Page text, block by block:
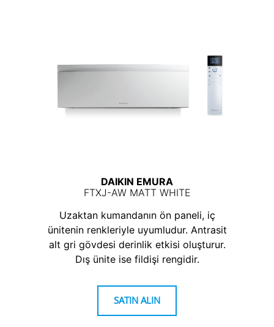
DAIKIN EMURA
FTXJ-AW MATT WHITE
Uzaktan kumandanın ön paneli, iç
ünitenin renkleriyle uyumludur. Antrasit
alt gri gövdesi derinlik etkisi oluşturur.
Dış ünite ise fildişi rengidir.
SATIN ALIN